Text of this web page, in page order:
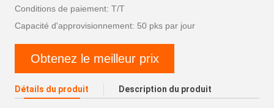
Conditions de paiement: T/T
Capacité d'approvisionnement: 50 pks par jour
Obtenez le meilleur prix
Détails du produit Description du produit